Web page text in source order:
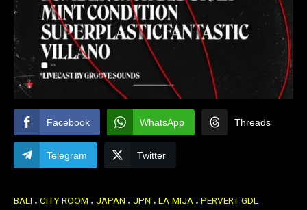
Facebook WhatsApp Threads
Telegram Twitter
BALI CITY ROOM JAPAN JPN LA MIJA PERVERT GDL